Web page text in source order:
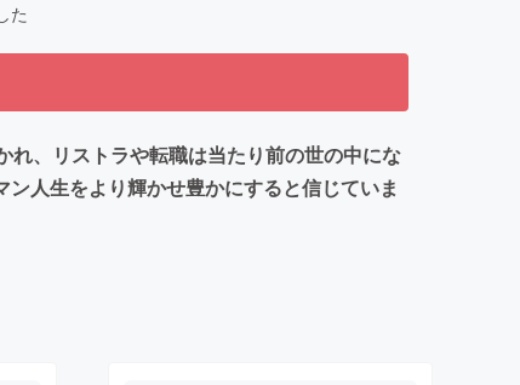
た
、リストラや転職は当たり前の世の中にな
人生をより輝かせ豊かにすると信じていま